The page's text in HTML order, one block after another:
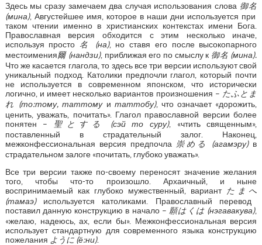
Здесь мы сразу замечаем два случая использования слова 御名
(мина), Августейшее имя, которое в наши дни используется при
таком чтении именно в христианских контекстах имени Бога.
Православная версия обходится с этим несколько иначе,
используя просто 名 (на), но ставя его после высокопарного
местоимения爾(нандзи), приближая его по смыслу к 御名 (мина).
Что же касается глагола, то здесь все три версии используют свой
уникальный подход. Католики предпочли глагол, который почти
не используется в современном японском, что исторически
логично, и имеет несколько вариантов произношения – たふとま
れ
(то:тому, таттому и таттобу), что означает «дорожить,
ценить, уважать, почитать». Глагол православной версии более
понятен – 聖とする (сэй то суру), «чтить священным»,
поставленный в страдательный залог. Наконец,
межконфессиональная версия предпочла 崇める (агамэру) в
страдательном залоге «почитать, глубоко уважать».
Все три версии также по-своему переносят значение желания
того, чтобы что-то произошло. Архаичный, и ныне
воспринимаемый как глубоко мужественный, вариант たまへ
(тамаэ)используется католиками. Православный перевод
поставил данную конструкцию в начало – 願はくは (нэгавакува),
«желаю, надеюсь, ах, если бы». Межконфессиональная версия
использует стандартную для современного языка конструкцию
пожелания ように(ё:ни).